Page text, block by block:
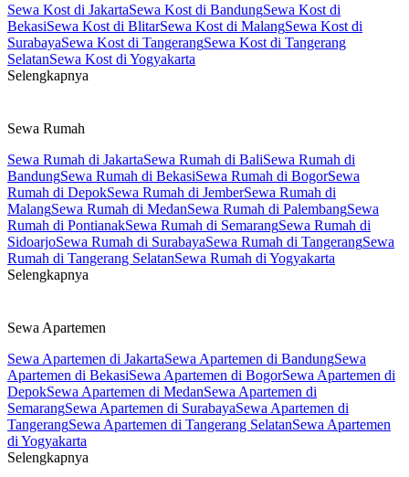
Sewa Kost di JakartaSewa Kost di BandungSewa Kost di
BekasiSewa Kost di BlitarSewa Kost di MalangSewa Kost di
SurabayaSewa Kost di TangerangSewa Kost di Tangerang
SelatanSewa Kost di Yogyakarta
Selengkapnya
Sewa Rumah
Sewa Rumah di JakartaSewa Rumah di BaliSewa Rumah di
BandungSewa Rumah di BekasiSewa Rumah di BogorSewa
Rumah di DepokSewa Rumah di JemberSewa Rumah di
MalangSewa Rumah di MedanSewa Rumah di PalembangSewa
Rumah di PontianakSewa Rumah di SemarangSewa Rumah di
SidoarjoSewa Rumah di SurabayaSewa Rumah di TangerangSewa
Rumah di Tangerang SelatanSewa Rumah di Yogyakarta
Selengkapnya
Sewa Apartemen
Sewa Apartemen di JakartaSewa Apartemen di BandungSewa
Apartemen di BekasiSewa Apartemen di BogorSewa Apartemen di
DepokSewa Apartemen di MedanSewa Apartemen di
SemarangSewa Apartemen di SurabayaSewa Apartemen di
TangerangSewa Apartemen di Tangerang SelatanSewa Apartemen
di Yogyakarta
Selengkapnya